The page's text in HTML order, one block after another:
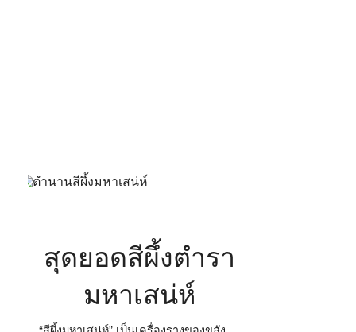
สุดยอดสีผึ้งตำรา
มหาเสน่ห์